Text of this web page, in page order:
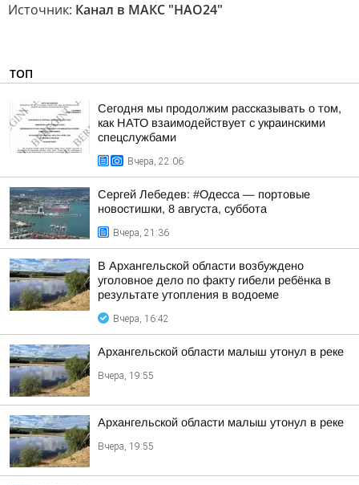
Источник: Канал в МАКС "НАО24"
ТОП
Сегодня мы продолжим рассказывать о том,
как НАТО взаимодействует с украинскими
спецслужбами
Вчера, 22:06
Сергей Лебедев: #Одесса — портовые
новостишки, 8 августа, суббота
Вчера, 21:36
В Архангельской области возбуждено
уголовное дело по факту гибели ребёнка в
результате утопления в водоеме
Вчера, 16:42
Архангельской области малыш утонул в реке
Вчера, 19:55
Архангельской области малыш утонул в реке
Вчера, 19:55